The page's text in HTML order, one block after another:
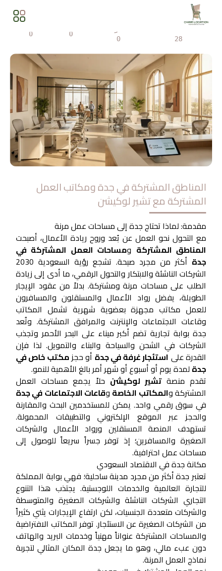
28
0
0
0
المناطق المشتركة في جدة ومكاتب العمل
المشتركة مع تشير لوكيشن
مقدمة: لماذا تحتاج جدة إلى مساحات عمل مرنة
مع التحول نحو العمل عن بُعد وروح ريادة الأعمال، أصبحت
المناطق المشتركة ومساحات العمل المشتركة في
جدة
أكثر من مجرد صيحة. تشجع رؤية السعودية 2030
الشركات الناشئة والابتكار والتحول الرقمي، ما أدى إلى زيادة
الطلب على مساحات مرنة ومشتركة. بدلاً من عقود الإيجار
الطويلة، يفضل رواد الأعمال والمستقلون والمسافرون
للعمل مكاتب مجهزة بعضوية شهرية تشمل المكاتب
وقاعات الاجتماعات والإنترنت والمرافق المشتركة. وتُعد
جدة بوابة تجارية تضم أكبر ميناء على البحر الأحمر وتجذب
الشركات في الشحن والسياحة والبناء والتمويل. لذا فإن
القدرة علىاستئجار غرفة في جدة أو حجزمكتب خاص في
جدة لمدة يوم أو أسبوع أو شهر أمر بالغ الأهمية للنمو.
تقدم منصة تشير لوكيشن حلاً يجمع مساحات العمل
المشتركة والمكاتب الخاصة وقاعات الاجتماعات في جدة
في سوق رقمي واحد. يمكن للمستخدمين البحث والمقارنة
والحجز عبر الموقع الإلكتروني والتطبيقات المحمولة.
تستهدف المنصة المستقلين ورواد الأعمال والشركات
الصغيرة والمسافرين؛ إذ توفر جسراً سريعاً للوصول إلى
مساحات عمل احترافية.
مكانة جدة في الاقتصاد السعودي
تعتبر جدة أكثر من مجرد مدينة ساحلية؛ فهي بوابة المملكة
للتجارة العالمية والخدمات اللوجستية. يجتذب هذا التنوع
التجاري الشركات الناشئة والشركات الصغيرة والمتوسطة
والشركات متعددة الجنسيات، لكن ارتفاع الإيجارات يثني كثيراً
من الشركات الصغيرة عن الاستئجار. توفر المكاتب الافتراضية
والمساحات المشتركة عنواناً مهنياً وخدمات البريد والهاتف
دون عبء مالي، وهو ما يجعل جدة المكان المثالي لتجربة
نماذج العمل المرنة.